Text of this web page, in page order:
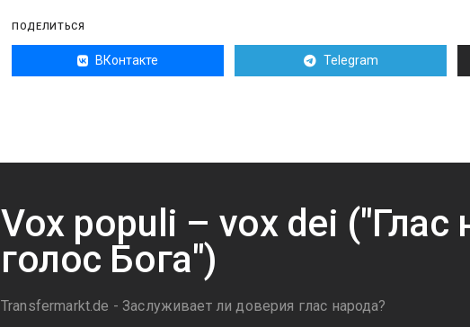
ПОДЕЛИТЬСЯ
ВКонтакте Telegram
Vox populi – vox dei ("Глас
голос Бога")
Transfermarkt.de - Заслуживает ли доверия глас народа?